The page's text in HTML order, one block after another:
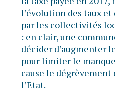
l’évolution des taux et
par les collectivités
: en clair, une
décider d’augmenter
pour limiter le
cause le dégrèvement
l’Etat.